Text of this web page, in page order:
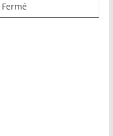
Fermé